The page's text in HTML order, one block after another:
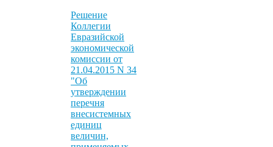
Решение
Коллегии
Евразийской
экономической
комиссии от
21.04.2015 N 34
"Об
утверждении
перечня
внесистемных
единиц
величин,